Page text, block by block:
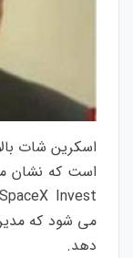
است که نشان می
دهد.